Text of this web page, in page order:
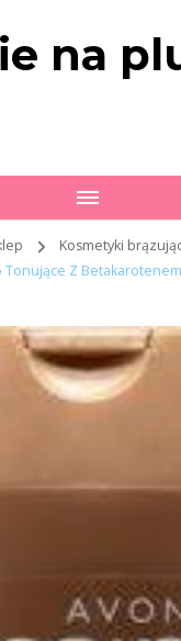
na
Kosmetyki
Z